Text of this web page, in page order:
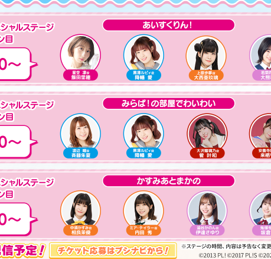
スケジュール
Event
イベント
Card
カードを探す